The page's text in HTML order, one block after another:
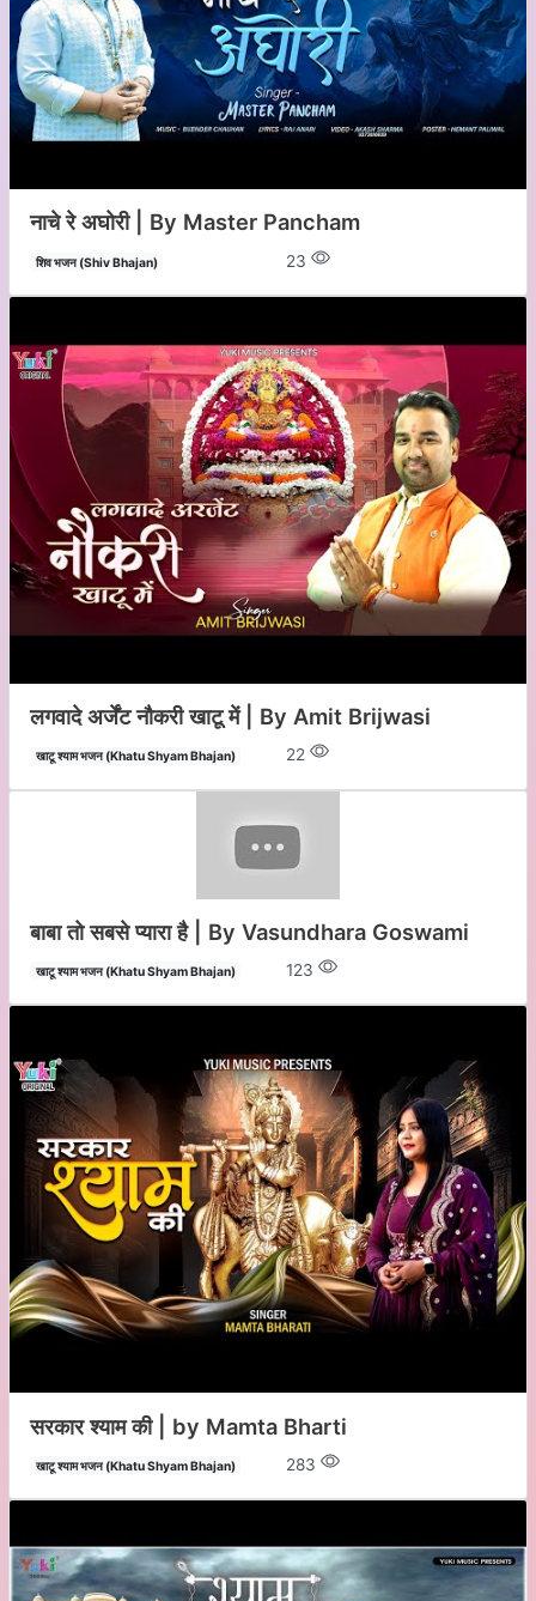
नाचे रे अघोरी | By Master Pancham
शिव भजन (Shiv Bhajan) 23
लगवादे अर्जेंट नौकरी खाटू में | By Amit Brijwasi
खाटू श्याम भजन (Khatu Shyam Bhajan) 22
बाबा तो सबसे प्यारा है | By Vasundhara Goswami
खाटू श्याम भजन (Khatu Shyam Bhajan) 123
सरकार श्याम की | by Mamta Bharti
खाटू श्याम भजन (Khatu Shyam Bhajan) 283